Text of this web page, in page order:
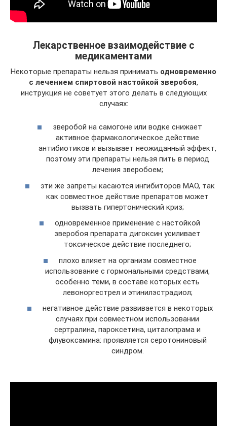
Лекарственное взаимодействие с
медикаментами
Некоторые препараты нельзя принимать одновременно
с лечением спиртовой настойкой зверобоя,
инструкция не советует этого делать в следующих
случаях:
зверобой на самогоне или водке снижает
активное фармакологическое действие
антибиотиков и вызывает неожиданный эффект,
поэтому эти препараты нельзя пить в период
лечения зверобоем;
эти же запреты касаются ингибиторов МАО, так
как совместное действие препаратов может
вызвать гипертонический криз;
одновременное применение с настойкой
зверобоя препарата дигоксин усиливает
токсическое действие последнего;
плохо влияет на организм совместное
использование с гормональными средствами,
особенно теми, в составе которых есть
левоноргестрел и этинилэстрадиол;
негативное действие развивается в некоторых
случаях при совместном использовании
сертралина, пароксетина, циталопрама и
флувоксамина: проявляется серотониновый
синдром.